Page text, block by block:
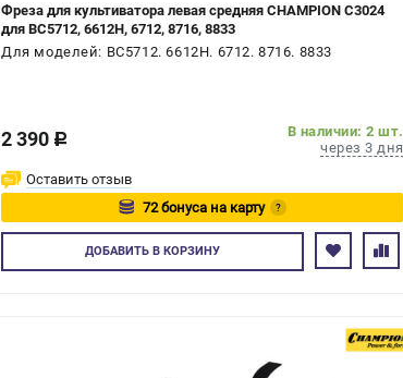
Фреза для культиватора левая средняя CHAMPION C3024
для ВС5712, 6612H, 6712, 8716, 8833
Для моделей: ВС5712. 6612H. 6712. 8716. 8833
2 390 c
В наличии: 2 шт.
через 3 дня
Оставить отзыв
72 бонуса на карту
?
Авторизуйтесь
ДОБАВИТЬВ КОРЗИНУ